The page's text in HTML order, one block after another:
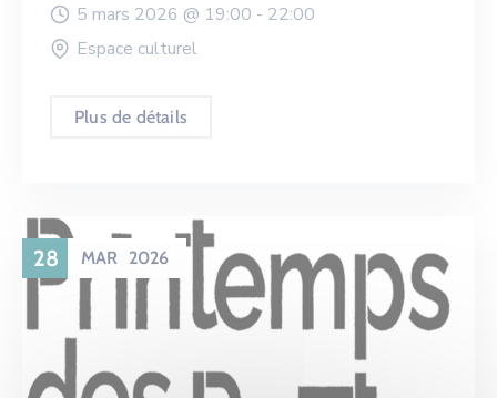
5 mars 2026 @ 19:00 - 22:00
Espace culturel
Plus de détails
28 MAR 2026